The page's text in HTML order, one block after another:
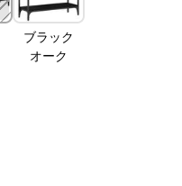
ブラック
オーク